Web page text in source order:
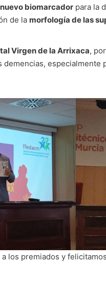
nuevo biomarcadorpara la
de la morfología de las
Virgen de la Arrixaca,
demencias, especialmente
a los premiados y